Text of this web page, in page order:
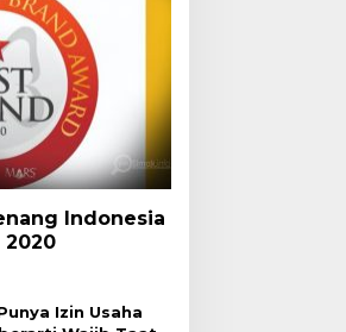
Indonesia
2020
Izin Usaha